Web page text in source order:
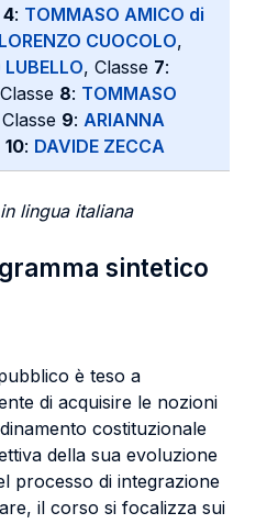
4: TOMMASO AMICO di
LORENZO CUOCOLO,
LUBELLO, Classe 7:
8: TOMMASO
9: ARIANNA
10: DAVIDE ZECCA
lingua italiana
sintetico
è teso a
di acquisire le nozioni
costituzionale
della sua evoluzione
processo di integrazione
il corso si focalizza sui